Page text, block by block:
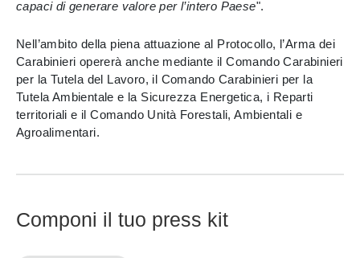
capaci di generare valore per l’intero Paese".
Nell’ambito della piena attuazione al Protocollo, l’Arma dei
Carabinieri opererà anche mediante il Comando Carabinieri
per la Tutela del Lavoro, il Comando Carabinieri per la
Tutela Ambientale e la Sicurezza Energetica, i Reparti
territoriali e il Comando Unità Forestali, Ambientali e
Agroalimentari.
Componi il tuo press kit